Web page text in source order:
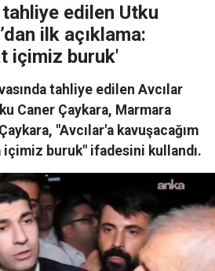
edilen Utku
ilk açıklama:
içimiz buruk'
tahliye edilen Avcılar
Caner Çaykara, Marmara
"Avcılar'a kavuşacağım
buruk" ifadesini kullandı.